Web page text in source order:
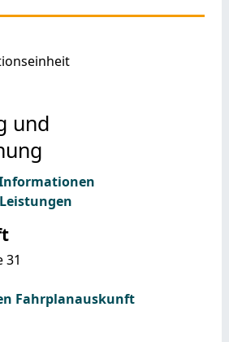
und
31
Fahrplanauskunft